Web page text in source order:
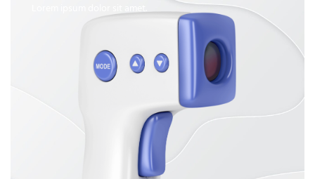
Lorem ipsum dolor sit amet.